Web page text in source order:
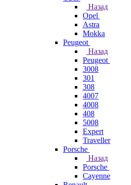
Назад
Opel
Astra
Mokka
Peugeot
Назад
Peugeot
3008
301
308
4007
4008
408
5008
Expert
Traveller
Porsche
Назад
Porsche
Cayenne